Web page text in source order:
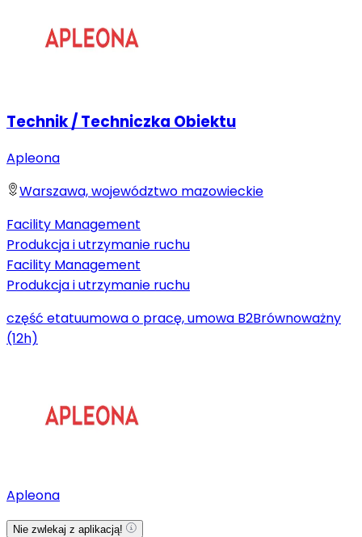
Technik / Techniczka Obiektu
Apleona
Warszawa, województwo mazowieckie
Facility Management
Produkcja i utrzymanie ruchu
Facility Management
Produkcja i utrzymanie ruchu
część etatuumowa o pracę, umowa B2Brównoważny
(12h)
Apleona
Nie zwlekaj z aplikacją!